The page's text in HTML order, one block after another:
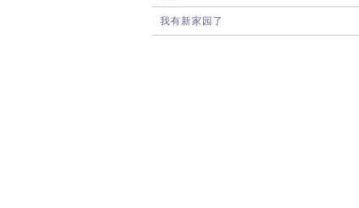
我有新家园了